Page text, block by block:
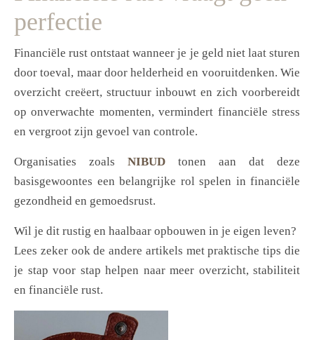
perfectie
Financiële rust ontstaat wanneer je je geld niet laat sturen
door toeval, maar door helderheid en vooruitdenken. Wie
overzicht creëert, structuur inbouwt en zich voorbereidt
op onverwachte momenten, vermindert financiële stress
en vergroot zijn gevoel van controle.
Organisaties zoals NIBUD tonen aan dat deze
basisgewoontes een belangrijke rol spelen in financiële
gezondheid en gemoedsrust.
Wil je dit rustig en haalbaar opbouwen in je eigen leven?
Lees zeker ook de andere artikels met praktische tips die
je stap voor stap helpen naar meer overzicht, stabiliteit
en financiële rust.